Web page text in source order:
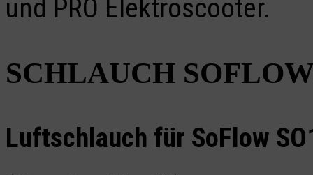
und PRO Elektroscooter.
SCHLAUCH
Luftschlauch für SoFlow